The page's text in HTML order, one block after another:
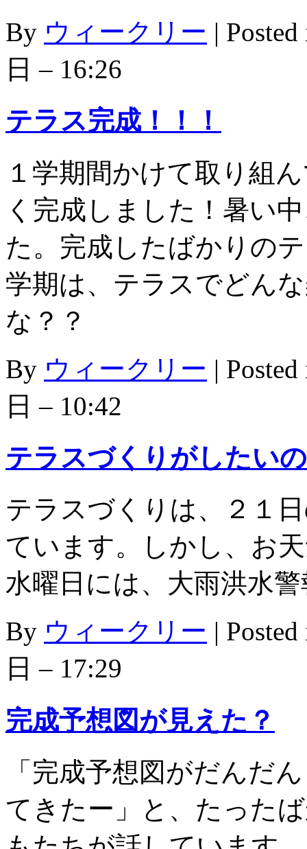
By ウィークリー |
日 – 16:26
テラス完成！！！
１学期間かけて取り組
く完成しました！暑い
た。完成したばかりの
学期は、テラスでどん
な？？
By ウィークリー |
日 – 10:42
テラスづくりがしたい
テラスづくりは、２１
ています。しかし、お
水曜日には、大雨洪水
By ウィークリー |
日 – 17:29
完成予想図が見えた？
「完成予想図がだんだ
てきたー」と、たった